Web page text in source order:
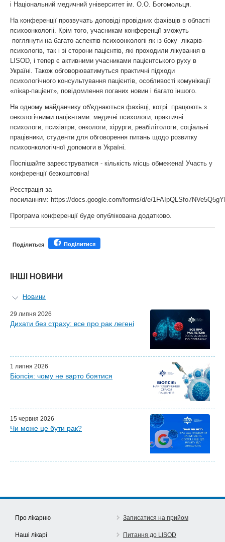
і Національний медичний університет ім. О.О. Богомольця.
На конференції прозвучать доповіді провідних фахівців в області
психоонкологіі. Крім того, учасникам конференції зможуть
поглянути на багато аспектів психоонкологіі як із боку лікарів-
психологів, так і зі сторони пацієнтів, які проходили лікування в
LISOD, і тепер є активними учасниками пацієнтського руху в
Україні. Також обговорюватимуться практичні підходи
психологічного консультування пацієнтів, особливості комунікації
«лікар-пацієнт», повідомлення поганих новин і багато іншого.
На одному майданчику об'єднаються фахівці, котрі працюють з
онкологічними пацієнтами: медичні психологи, практичні
психологи, психіатри, онкологи, хірурги, реабілітологи, соціальні
працівники, студенти для обговорення питань щодо розвитку
психоонкологічної допомоги в Україні.
Поспішайте зареєструватися - кількість місць обмежена! Участь у
конференції безкоштовна!
Реєстрація за
посиланням: https://docs.google.com/forms/d/e/
Програма конференції буде опублікована додатково.
Поділиться Поділитися
ІНШІ НОВИНИ
Новини
Персональний гід
Майстер-класи для лікарів
Партнери LISOD
29 липня 2026
Дихати без страху: все про рак легені
1 липня 2026
Біопсія: чому не варто боятися
15 червня 2026
Чи може це бути рак?
Про лікарню
Наші лікарі
Записатися на прийом
Питання до LISOD